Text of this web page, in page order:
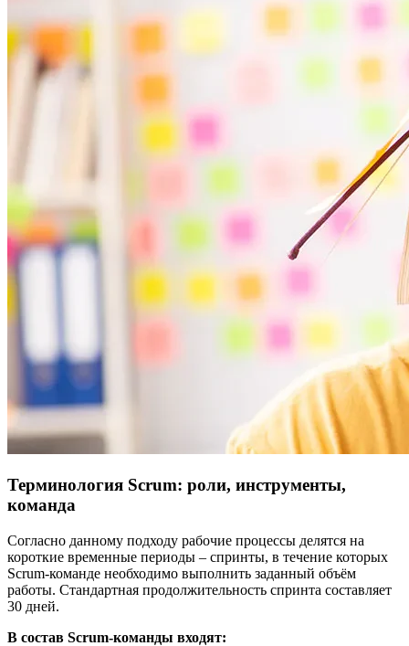
Терминология Scrum: роли, инструменты,
команда
Согласно данному подходу рабочие процессы делятся на
короткие временные периоды – спринты, в течение которых
Scrum-команде необходимо выполнить заданный объём
работы. Стандартная продолжительность спринта составляет
30 дней.
В состав Scrum-команды входят: